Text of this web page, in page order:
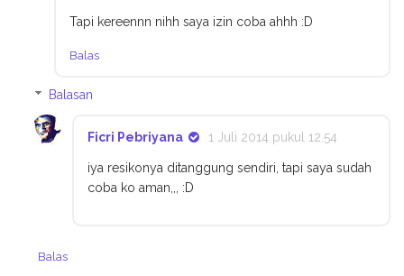
Tapi kereennn nihh saya izin coba ahhh :D
Balas
Balasan
Ficri Pebriyana 1 Juli 2014 pukul 12.54
iya resikonya ditanggung sendiri, tapi saya sudah
coba ko aman,,, :D
Balas